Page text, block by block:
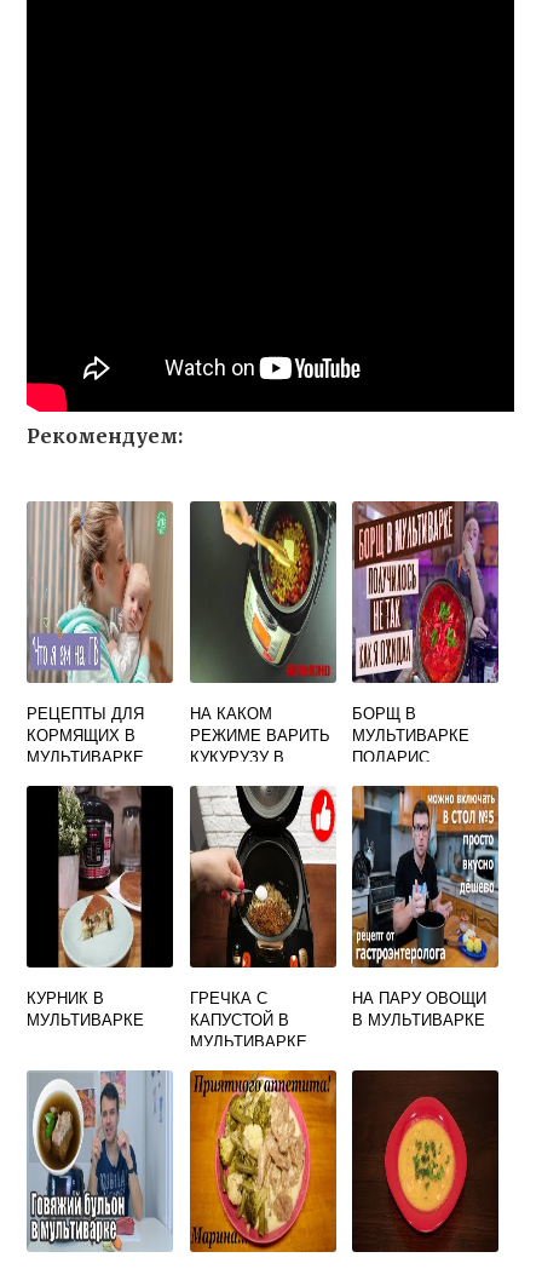
Рекомендуем:
РЕЦЕПТЫ ДЛЯ
КОРМЯЩИХ В
МУЛЬТИВАРКЕ
НА КАКОМ
РЕЖИМЕ ВАРИТЬ
КУКУРУЗУ В
РЕДМОНД
БОРЩ В
МУЛЬТИВАРКЕ
ПОЛАРИС
КУРНИК В
МУЛЬТИВАРКЕ
ГРЕЧКА С
КАПУСТОЙ В
МУЛЬТИВАРКЕ
НА ПАРУ ОВОЩИ
В МУЛЬТИВАРКЕ